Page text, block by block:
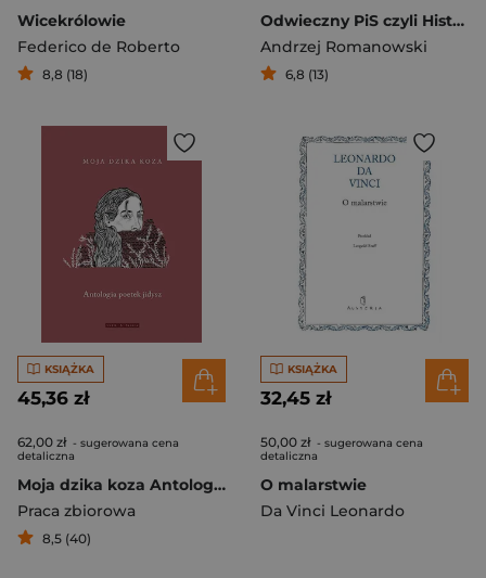
Wicekrólowie
Federico de Roberto
8,8 (18)
Odwieczny PiS czyli Historia Polski
Andrzej Romanowski
6,8 (13)
KSIĄŻKA
45,36 zł
62,00 zł - sugerowana cena
detaliczna
Moja dzika koza Antologia poetek jidysz
Praca zbiorowa
8,5 (40)
KSIĄŻKA
32,45 zł
50,00 zł - sugerowana cena
detaliczna
O malarstwie
Da Vinci Leonardo